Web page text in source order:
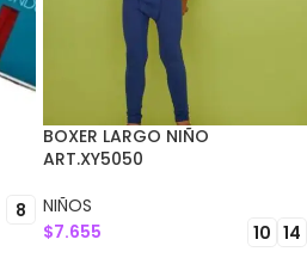
8
BOXER LARGO NIÑO
ART.XY5050
NIÑOS
$7.655 10 14